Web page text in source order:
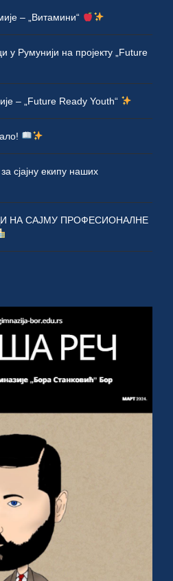
– „Витамини“
у Румунији на пројекту „Future
– „Future Ready Youth“
сјајну екипу наших
НА САЈМУ ПРОФЕСИОНАЛНЕ